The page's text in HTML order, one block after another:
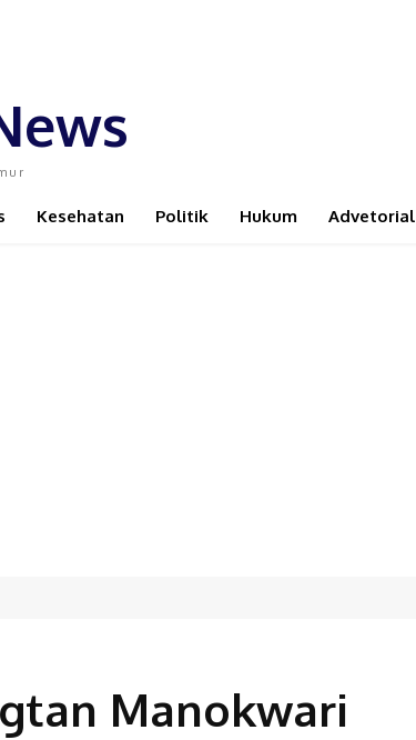
Kesehatan Politik Hukum Advetorial
Manokwari